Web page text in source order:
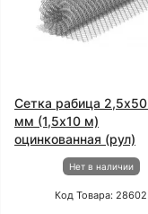
Сетка рабица
мм (1,5x10 м)
оцинкованная (рул)
Нет в наличии
Код Товара: 28602